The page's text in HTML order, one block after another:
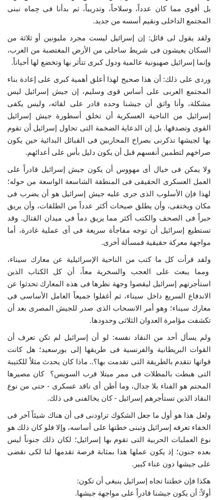
بل أقوى مما كان عدداً، وسلاحاً، وتدريباً، ثم بدأنا فى حِماه نبنى
المجتمع الداخلى ونقيم أسسه من جديد.
ولقد يقول لى قائل: إن إسرائيل ليست مجرد مليونين أو ثلاثة من
السكان يعيشون فى شريط ساحلى من الأرض المغتصبة من العرب،
وإنما إسرائيل صهيونية عالمية ودول كبرى تتأثر بها وتخضع لها أحياناً.
وردى على ذلك: أن هذا صحيح لهذا أعلق أهمية كبرى على إعادة بناء
المجتمع العربى على أساس قوى وسليم، إن جيش إسرائيل ليس
مشكلة، وأنا واثق أن جيشنا وحده قادر على لقائه، وليس يكفى
إسرائيل من الناحية العسكرية أن تخلق أسطورة جيش إسرائيل
القوى وتصدقها. بل إن الدعاية الضخمة التى تحاول إسرائيل أن تقوم
بها لجيشها تذكرنى بصراخ المحاربين فى القبائل البدائية حين يكون
صراخهم لتطمين أنفسهم قبل أن يكون دليل بأس على أعدائهم.
ولا يمكن فى خيال أى مهووس أن يكون جيش إسرائيل قادراً على
العمل العسكرى الحقيقى فى المنطقة الشاسعة الواسعة من حوله؛
لهذا فإن الأسلوب الذى جرى عليه جيش إسرائيل هو أن يضرب فى
مكان ويختفى، وأن يطلق صيحات أكثر عدداً من الطلقات، وأن يريق
حبراً فى الصحف والكتب أكثر مما يريق دماً فى ميدان القتال. وقد
تستطيع إسرائيل أن توجه مفاجأة سريعة فى أى عملية غادرة، أما
مواجهة معركة حقيقية فمسألة أخرى.
ولقد قرأت كل ما كتب من الناحية الإسرائيلية عن معارك سيناء،
ومما يبعث على العجب والسخرية معاً، أن كل الكتاب الذين
استأجرتهم إسرائيل ليقصوا وجهة نظرها فى هذه المعارك تحدثوا عن
الاندفاع السريع داخل سيناء، ثم أغفلوا جميعاً العامل الأساسى فى
معارك سيناء؛ وهو أمر الانسحاب الذى صدر للجيش المصرى بعد أن
تكشفت مؤامرة العدوان الثلاثى وحدودها.
ولم يسأل أحد من النقاد نفسه: لو أن إسرائيل لم تكن تعرف أن
القوات البريطانية والفرنسية فى طريقها إلى بورسعيد؛ هل كانت
قواتها تتقدم بالطريقة التى تقدمت بها؟.. ماذا كان يحدث مثلاً للكتيبة
التى هبطت بالمظلات فى ممر ميتلا قرب السويس؟ كان مصيرها
المحتم هو الفناء بلا جدال، وما أظن أى ناقد عسكرى - حتى من نوع
النقاد الذين تستأجرهم إسرائيل - كان يخالفنى فى ذلك.
ولعل هذا هو أول ما جعل الشكوك تراودنى فى أن هناك شيئاً آخر فى
الخفاء تعرفه إسرائيل وتبنى خطتها على أساسه، وإلا فلو كان ذلك هو
نوع العمليات الحربية التى تقوم بها إسرائيل؛ لكان ذلك جنوناً ليس
بعده جنون؛ إذ يكون عملها هذا بمثابة فرصة تقدمها لنا لكى نقضى
على جيشها دون عناء كبير.
هكذا فإن خطتنا تجاه إسرائيل ينبغى أن تكون:
أولاً: أن يكون جيشنا قادراً على مواجهة جيشها.